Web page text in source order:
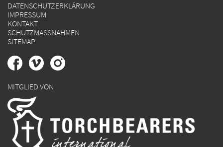
DATENSCHUTZERKLÄRUNG
IMPRESSUM
KONTAKT
SCHUTZMASSNAHMEN
SITEMAP
MITGLIED VON